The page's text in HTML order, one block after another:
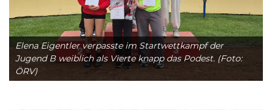
Elena Eigentler verpasste im Startwettkampf der
Jugend B weiblich als Vierte knapp das Podest. (Foto:
ÖRV)